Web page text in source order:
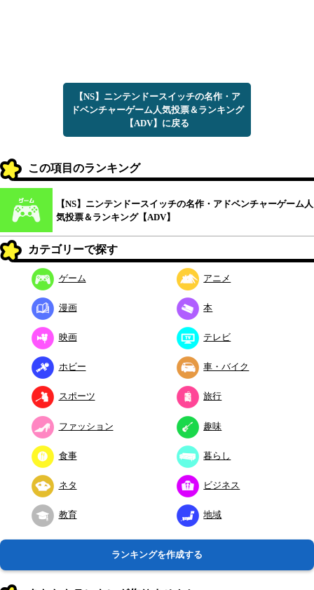
【NS】ニンテンドースイッチの名作・ア
ドベンチャーゲーム人気投票＆ランキング
【ADV】に戻る
この項目のランキング
【NS】ニンテンドースイッチの名作・アドベンチャーゲーム人
気投票＆ランキング【ADV】
カテゴリーで探す
ゲーム アニメ
漫画 本
映画 テレビ
ホビー 車・バイク
スポーツ 旅行
ファッション 趣味
食事 暮らし
ネタ ビジネス
教育 地域
ランキングを作成する